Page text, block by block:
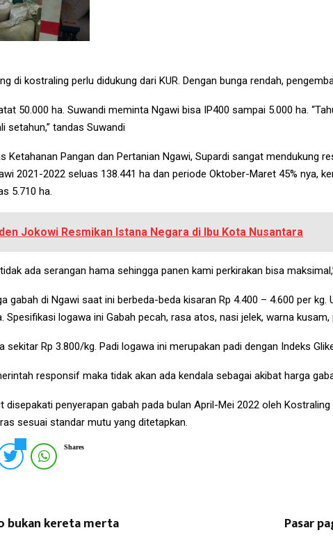
di kostraling perlu didukung dari KUR. Dengan bunga rendah,
50.000 ha. Suwandi meminta Ngawi bisa IP400 sampai 5.000 ha.
setahun,” tandas Suwandi
Ketahanan Pangan dan Pertanian Ngawi, Supardi sangat mendukung
2021-2022 seluas 138.441 ha dan periode Oktober-Maret 45% nya,
5.710 ha.
Jokowi Resmikan Istana Negara di Ibu Kota Nusantara
ada serangan hama sehingga panen kami perkirakan bisa
gabah di Ngawi saat ini berbeda-beda kisaran Rp 4.400 – 4.600 per
Spesifikasi logawa ini Gabah pecah, rasa atos, nasi jelek, warna kusam,
sekitar Rp 3.800/kg. Padi logawa ini merupakan padi dengan Indeks
responsif maka tidak akan ada kendala sebagai akibat harga
disepakati penyerapan gabah pada bulan April-Mei 2022 oleh
sesuai standar mutu yang ditetapkan.
Shares
bukan kereta merta Pasar